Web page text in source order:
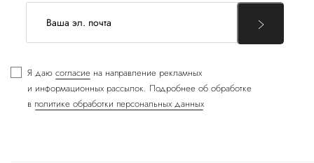
Я даю согласие на направление рекламных
и информационных рассылок. Подробнее об обработке
в политике обработки персональных данных